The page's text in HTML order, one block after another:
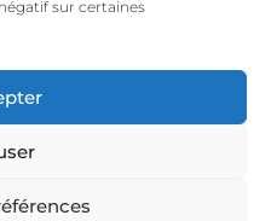
sur certaines
par personne,